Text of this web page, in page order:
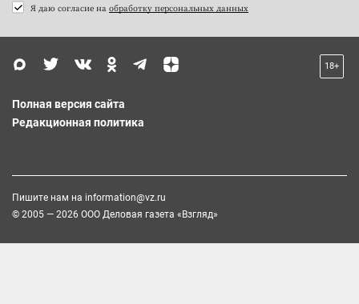
Я даю согласие на обработку персональных данных
18+
Полная версия сайта
Редакционная политика
Пишите нам на information@vz.ru
© 2005 — 2026 ООО Деловая газета «Взгляд»